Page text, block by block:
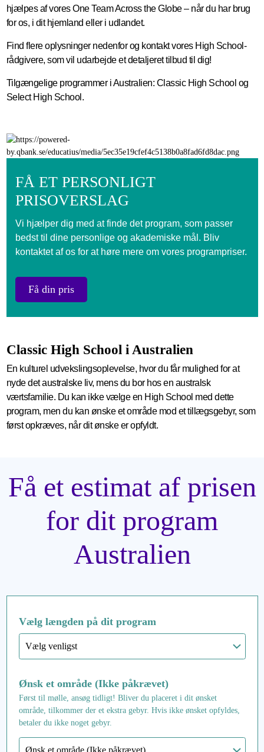
hjælpes af vores One Team Across the Globe – når du har brug
for os, i dit hjemland eller i udlandet.
Find flere oplysninger nedenfor og kontakt vores High School-
rådgivere, som vil udarbejde et detaljeret tilbud til dig!
Tilgængelige programmer i Australien: Classic High School og
Select High School.
FÅ ET PERSONLIGT
PRISOVERSLAG
Vi hjælper dig med at finde det program, som passer
bedst til dine personlige og akademiske mål. Bliv
kontaktet af os for at høre mere om vores programpriser.
Få din pris
Classic High School i Australien
En kulturel udvekslingsoplevelse, hvor du får mulighed for at
nyde det australske liv, mens du bor hos en australsk
værtsfamilie. Du kan ikke vælge en High School med dette
program, men du kan ønske et område mod et tillægsgebyr, som
først opkræves, når dit ønske er opfyldt.
Få et estimat af prisen
for dit program
Australien
Vælg længden på dit program
Ønsk et område (Ikke påkrævet)
Først til mølle, ansøg tidligt! Bliver du placeret i dit ønsket
område, tilkommer der et ekstra gebyr. Hvis ikke ønsket opfyldes,
betaler du ikke noget gebyr.